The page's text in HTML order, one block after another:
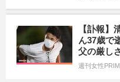
【訃報】
ん37歳で
父の厳し
週刊女性